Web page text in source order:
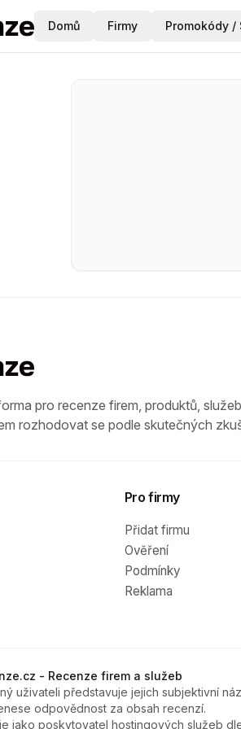
Domů Firmy Promokódy /
pro recenze firem, produktů,
rozhodovat se podle skutečných
Pro firmy
Přidat firmu
Ověření
Podmínky
Reklama
- Recenze firem a služeb
uživateli představuje jejich subjektivní
odpovědnost za obsah recenzí.
jako poskytovatel hostingových služeb